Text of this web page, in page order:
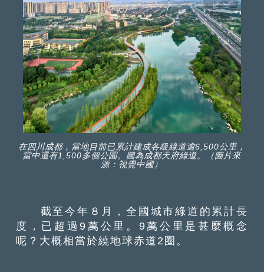
在四川成都，當地目前已累計建成各級綠道逾6,500公里，
當中還有1,500多個公園。圖為成都天府綠道。（圖片來
源：視覺中國）
截至今年８月，全國城市綠道的累計長
度，已超過9萬公里。9萬公里是甚麼概念
呢？大概相當於繞地球赤道2圈。